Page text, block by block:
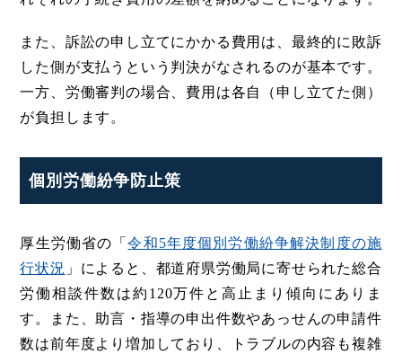
また、訴訟の申し立てにかかる費用は、最終的に敗訴
した側が支払うという判決がなされるのが基本です。
一方、労働審判の場合、費用は各自（申し立てた側）
が負担します。
個別労働紛争防止策
厚生労働省の「令和5年度個別労働紛争解決制度の施
行状況 」によると、都道府県労働局に寄せられた総合
労働相談件数は約120万件と高止まり傾向にありま
す。また、助言・指導の申出件数やあっせんの申請件
数は前年度より増加しており、トラブルの内容も複雑